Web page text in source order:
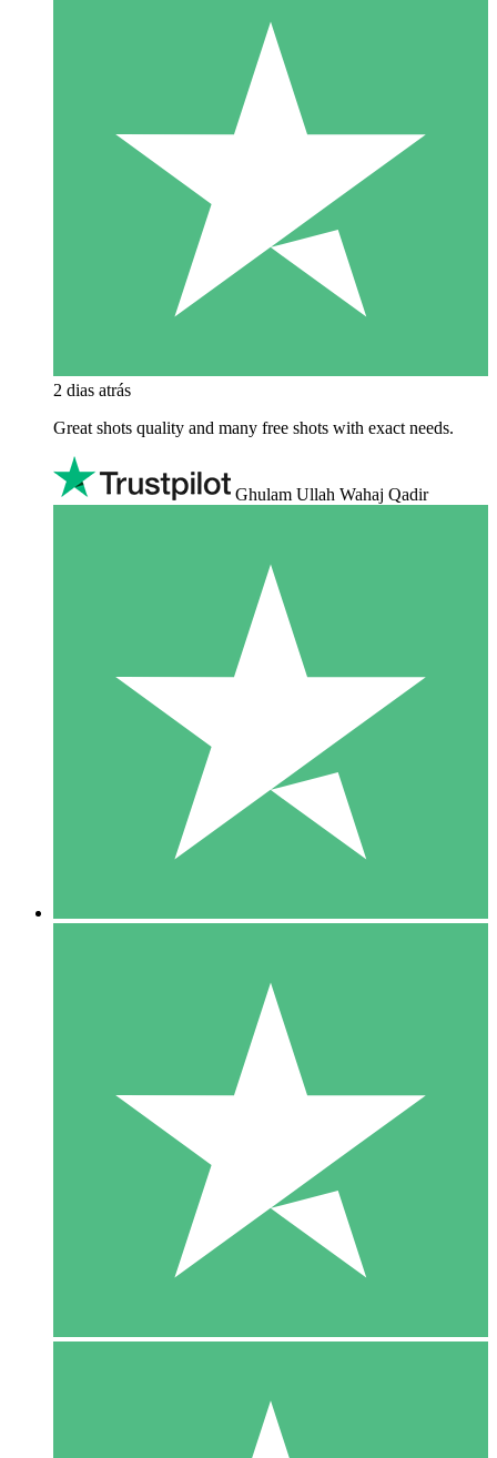
2 dias atrás
Great shots quality and many free shots with exact needs.
Ghulam Ullah Wahaj Qadir